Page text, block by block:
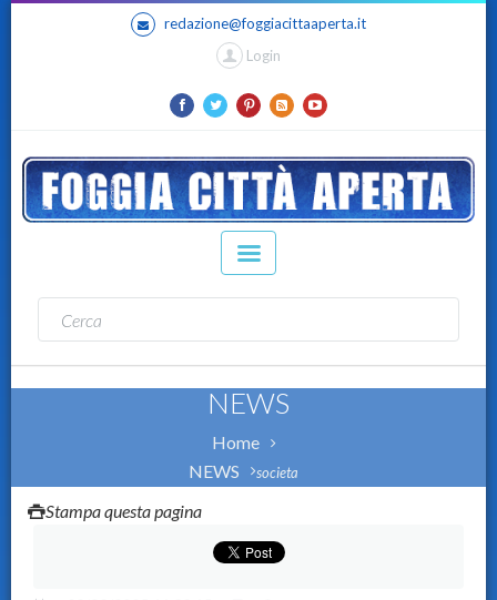
redazione@foggiacittaaperta.it
Login
NEWS
Home
NEWS
societa
Stampa questa pagina